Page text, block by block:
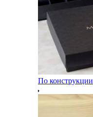
По конструкции